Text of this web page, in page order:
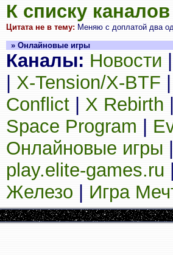
К списку каналов
Цитата не в тему: Меняю с доплатой два
» Онлайновые игры
Каналы: Новости
X-Tension/X-BTF
Conflict
X Rebirth
Space Program
Онлайновые игры
play.elite-games.ru
Железо
Игра